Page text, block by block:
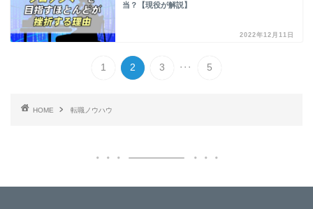
当？【現役が解説】
2022年12月11日
1 2 3 ... 5
HOME 転職ノウハウ